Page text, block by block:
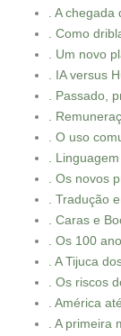
. A
. Como
. Um novo
. IA versus
. Passado,
.
. O uso
.
. Os novos
. Tradução
. Caras e
. Os 100
. A Tijuca
. Os riscos
. América
. A primeira